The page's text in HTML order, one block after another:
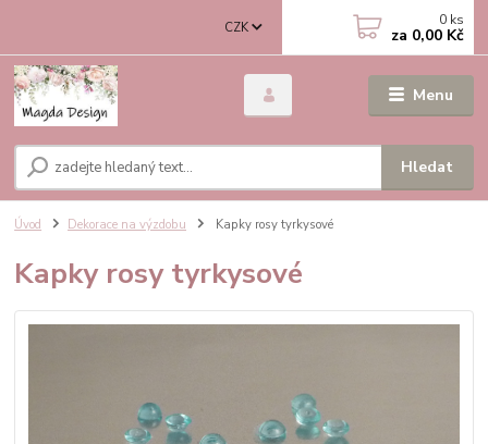
Menu
CZK
Hledat
0 ks
za 0,00 Kč
Úvod Dekorace na výzdobu Kapky rosy tyrkysové
Kapky rosy tyrkysové